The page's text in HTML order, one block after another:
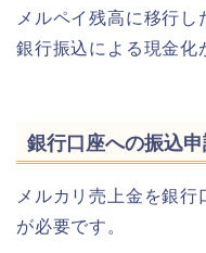
メルペイ残高に移行
銀行振込による現金化
銀行口座への振込
メルカリ売上金を銀
が必要です。